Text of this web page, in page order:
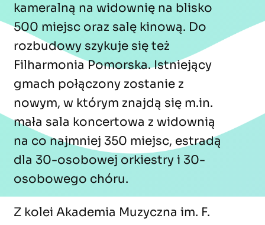
kameralną na widownię na blisko
500 miejsc oraz salę kinową. Do
rozbudowy szykuje się też
Filharmonia Pomorska. Istniejący
gmach połączony zostanie z
nowym, w którym znajdą się m.in.
mała sala koncertowa z widownią
na co najmniej 350 miejsc, estradą
dla 30-osobowej orkiestry i 30-
osobowego chóru.
Z kolei Akademia Muzyczna im. F.